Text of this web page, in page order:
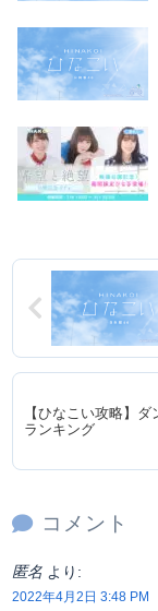
【ひなこい攻略】
ランキング
コメント
匿名 より:
2022年4月2日 3:48 PM